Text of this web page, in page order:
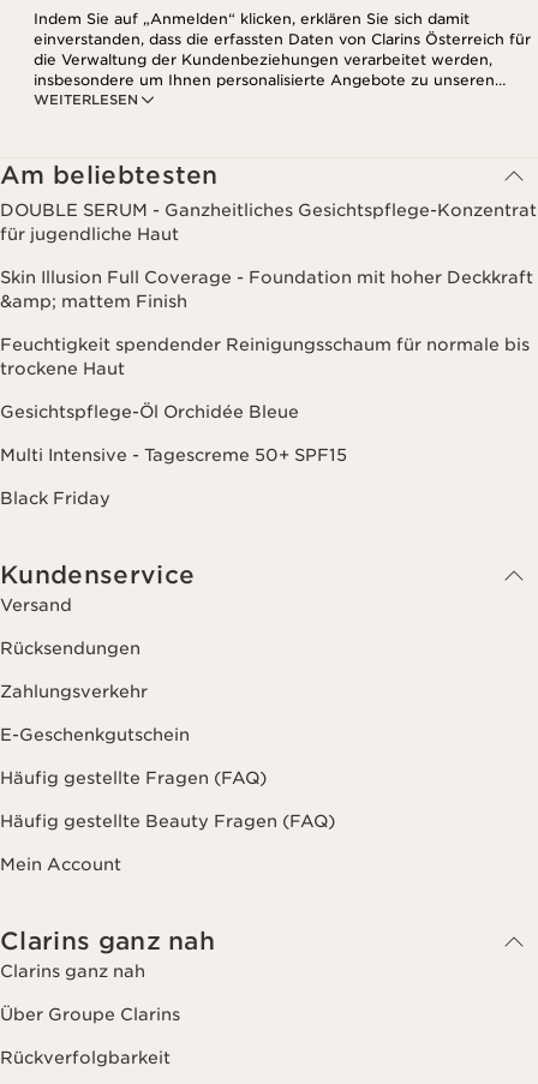
WEITERLESEN
Indem Sie auf „Anmelden“ klicken, erklären Sie sich damit
einverstanden, dass die erfassten Daten von Clarins Österreich für
die Verwaltung der Kundenbeziehungen verarbeitet werden,
insbesondere um Ihnen personalisierte Angebote zu unseren
Produkten und Dienstleistungen entsprechend Ihrem
Websites Dritter, sowie für analytische Zwecke.
Am beliebtesten
DOUBLE SERUM - Ganzheitliches Gesichtspflege-Konzentrat
für jugendliche Haut
Skin Illusion Full Coverage - Foundation mit hoher Deckkraft
&amp; mattem Finish
Feuchtigkeit spendender Reinigungsschaum für normale bis
trockene Haut
Gesichtspflege-Öl Orchidée Bleue
Multi Intensive - Tagescreme 50+ SPF15
Black Friday
Kundenservice
Versand
Rücksendungen
Zahlungsverkehr
E-Geschenkgutschein
Häufig gestellte Fragen (FAQ)
Häufig gestellte Beauty Fragen (FAQ)
Mein Account
Clarins ganz nah
Clarins ganz nah
Über Groupe Clarins
Rückverfolgbarkeit